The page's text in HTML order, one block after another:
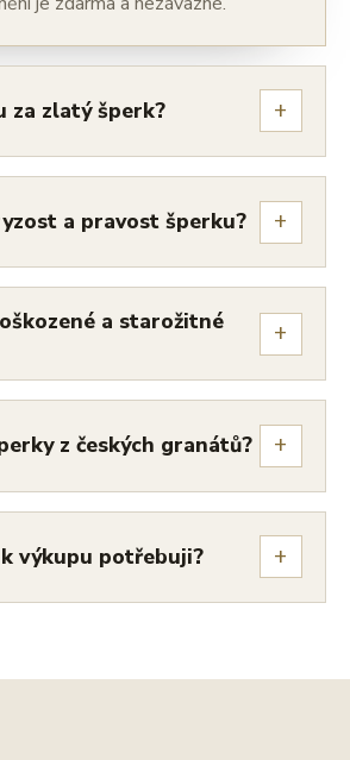
za zlatý šperk? +
a pravost šperku? +
a starožitné
+
z českých granátů? +
výkupu potřebuji? +